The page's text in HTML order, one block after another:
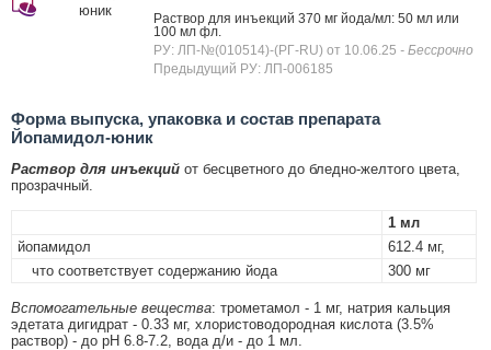
юник
Раствор для инъекций 370 мг йода/мл: 50 мл или
100 мл фл.
РУ: ЛП-№(010514)-(РГ-RU) от 10.06.25 - Бессрочно
Предыдущий РУ: ЛП-006185
Форма выпуска, упаковка и состав препарата
Йопамидол-юник
Раствор для инъекций от бесцветного до бледно-желтого цвета,
прозрачный.
1 мл
йопамидол
612.4 мг,
что соответствует содержанию йода
300 мг
Вспомогательные вещества: трометамол - 1 мг, натрия кальция
эдетата дигидрат - 0.33 мг, хлористоводородная кислота (3.5%
раствор) - до рН 6.8-7.2, вода д/и - до 1 мл.